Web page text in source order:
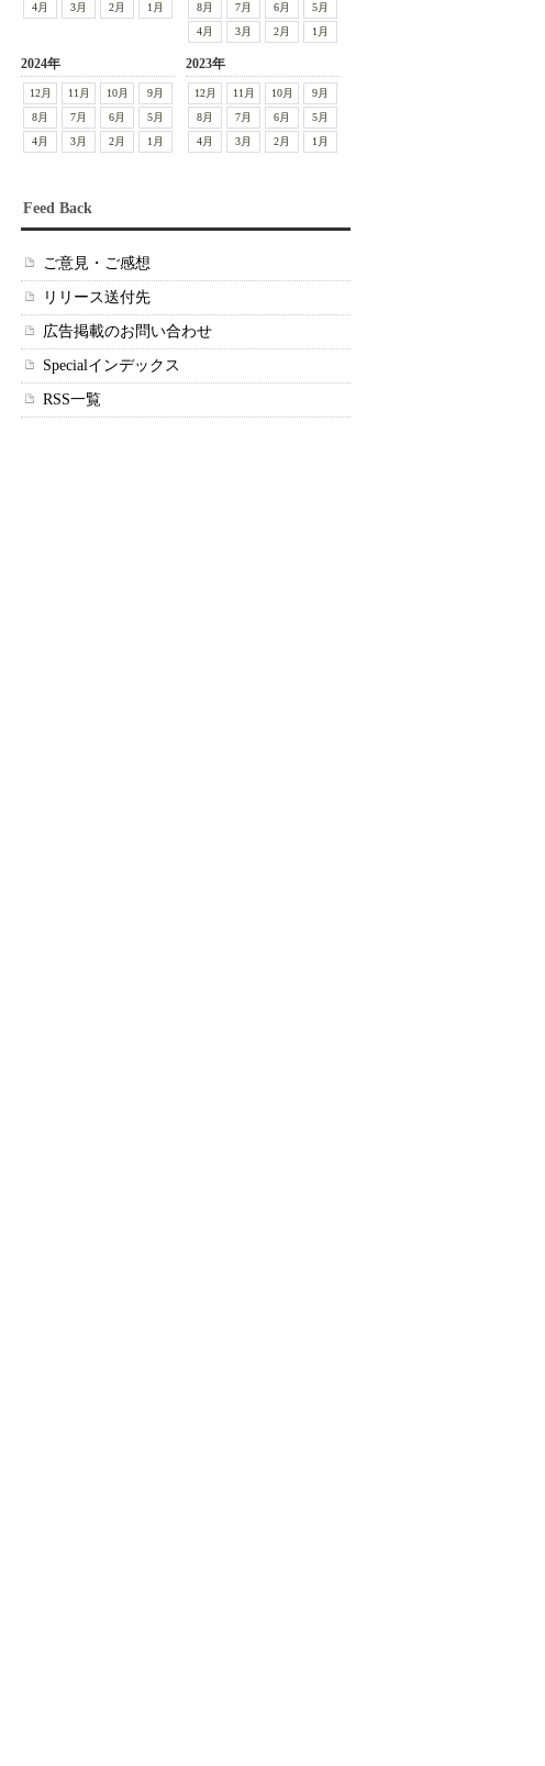
4月
3月 2月 1月
8月
7月 6月
5月
4月
3月 2月 1月
2024年
12月 11月 10月
9月
8月
7月 6月
5月
4月
3月 2月 1月
2023年
12月 11月 10月
9月
8月
7月 6月
5月
4月
3月 2月 1月
Feed Back
ご意見・ご感想
リリース送付先
広告掲載のお問い合わせ
Specialインデックス
RSS一覧